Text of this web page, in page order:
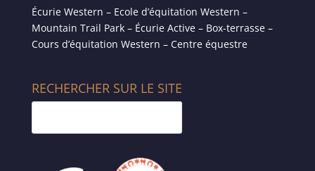
Écurie Western – Ecole d’équitation Western –
Mountain Trail Park – Écurie Active – Box-terrasse –
Cours d’équitation Western – Centre équestre
RECHERCHER SUR LE SITE